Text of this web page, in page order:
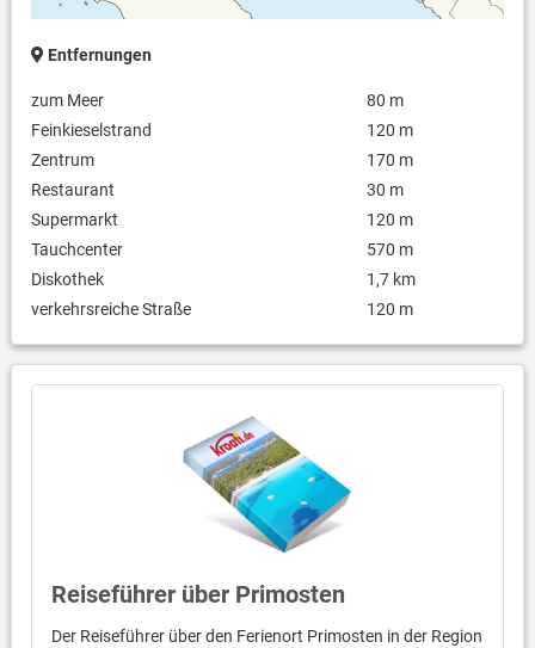
Entfernungen
zum Meer
80 m
Feinkieselstrand
120 m
Zentrum
170 m
Restaurant
30 m
Supermarkt
120 m
Tauchcenter
570 m
Diskothek
1,7 km
verkehrsreiche Straße
120 m
Reiseführer über Primosten
Der Reiseführer über den Ferienort Primosten in der Region